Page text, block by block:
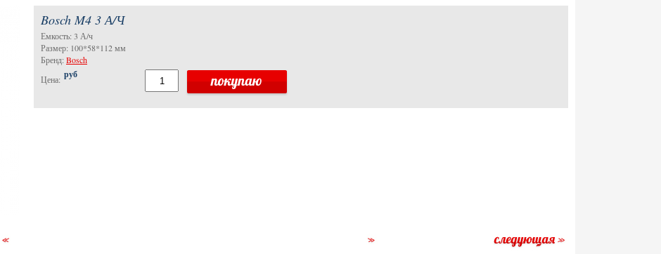
Bosch M4 3 А/Ч
Емкость: 3 А/ч
Размер: 100*58*112 мм
Бренд: Bosch
Цена: руб